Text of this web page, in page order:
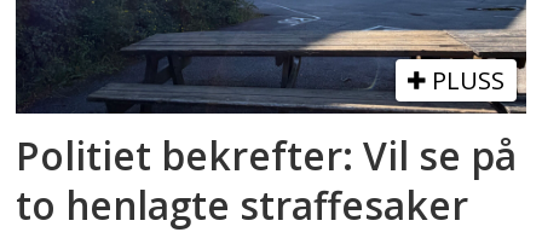
PLUSS
Politiet bekrefter: Vil se på
to henlagte straffesaker